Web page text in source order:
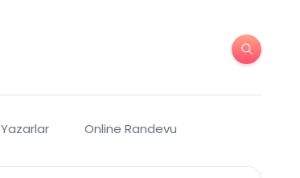
Yazarlar Online Randevu